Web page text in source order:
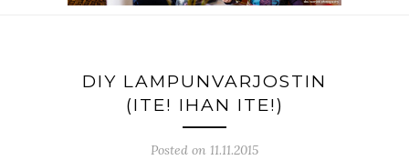
DIY LAMPUNVARJOSTIN
(ITE! IHAN ITE!)
Posted on 11.11.2015